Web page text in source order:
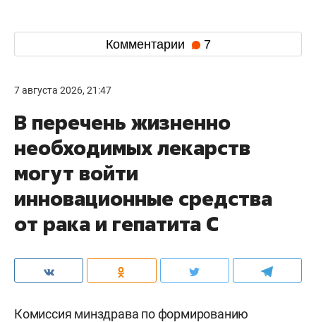
Комментарии 7
7 августа 2026, 21:47
В перечень жизненно
необходимых лекарств
могут войти
инновационные средства
от рака и гепатита С
Комиссия минздрава по формированию